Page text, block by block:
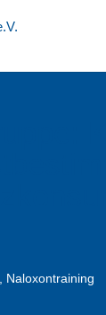
Naloxontraining